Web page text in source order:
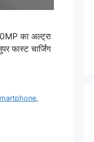
का अल्ट्रा
फास्ट चार्जिंग
,